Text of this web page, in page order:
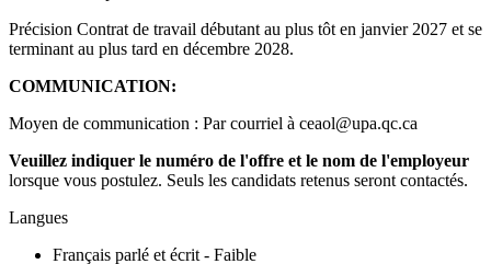
Précision Contrat de travail débutant au plus tôt en janvier 2027 et se
terminant au plus tard en décembre 2028.
COMMUNICATION:
Moyen de communication : Par courriel à ceaol@upa.qc.ca
Veuillez indiquer le numéro de l'offre et le nom de l'employeur
lorsque vous postulez. Seuls les candidats retenus seront contactés.
Langues
Français parlé et écrit - Faible